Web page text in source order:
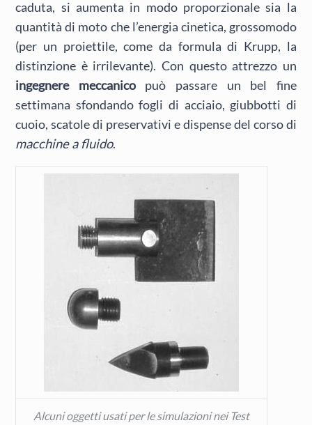
caduta, si aumenta in modo proporzionale sia la
quantità di moto che l’energia cinetica, grossomodo
(per un proiettile, come da formula di Krupp, la
distinzione è irrilevante). Con questo attrezzo un
ingegnere meccanicopuò passare un bel fine
settimana sfondando fogli di acciaio, giubbotti di
cuoio, scatole di preservativi e dispense del corso di
macchine a fluido.
Alcuni oggetti usati per le simulazioni nei Test